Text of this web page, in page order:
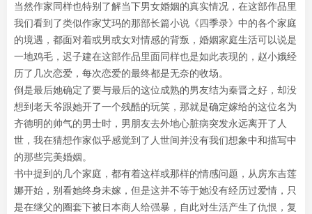
当然作家同样也特别了解当下男女婚姻的真实情况，在这部作品里
我们看到了类似作家艾玛的那部长篇小说《四季录》中的各个家庭
的境遇，都面对着或男或女对情感的背叛，婚姻家庭生活可以说是
一地鸡毛，迟子建在这部作品里面同样也是如此表现的，赵小娥经
历了几次恋爱，每次恋爱的最终都是无奈的收场。
倒是最后她确定了要与最后的这位成熟的男友结为秦晋之好，却没
想到老天爷跟她开了一个残酷的玩笑，那就是确定嫁给的这位名为
齐德明的帅气的男士时，男朋友去外地心脏病突发永远离开了人
世，我在猜想作家似乎感觉到了人世间并没有我们想象中和描写中
的那些完美婚姻。
书中提到的几个家庭，都有着这样或那样的情感问题，从房东吉莲
娜开始，别看她终身未嫁，但是这并不等于她没有经历过爱情，只
是在继父的圈套下被日本商人给强暴，自此对生活产生了仇恨，复